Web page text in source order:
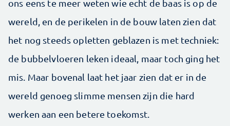
ons eens te meer weten wie echt de baas is op de
wereld, en de perikelen in de bouw laten zien dat
het nog steeds opletten geblazen is met techniek:
de bubbelvloeren leken ideaal, maar toch ging het
mis. Maar bovenal laat het jaar zien dat er in de
wereld genoeg slimme mensen zijn die hard
werken aan een betere toekomst.